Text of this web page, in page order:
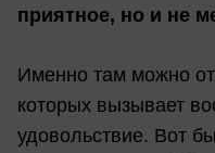
приятное, но и не
Именно там можно
которых вызывает
удовольствие. Вот